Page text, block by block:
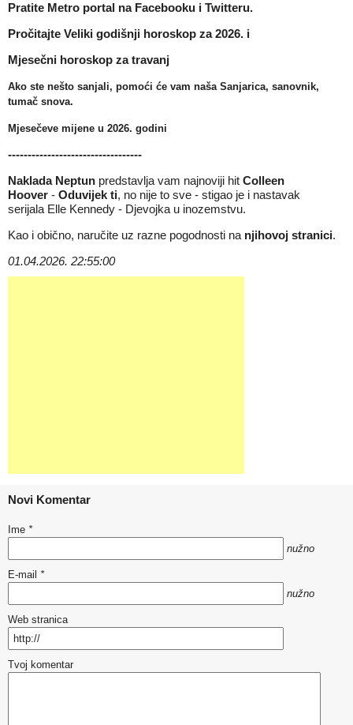
Pratite Metro portal na Facebooku i Twitteru.
Pročitajte Veliki godišnji horoskop za 2026. i
Mjesečni horoskop za travanj
Ako ste nešto sanjali, pomoći će vam naša Sanjarica, sanovnik,
tumač snova.
Mjesečeve mijene u 2026. godini
----------------------------------
Naklada Neptun predstavlja vam najnoviji hit Colleen
Hoover - Oduvijek ti, no nije to sve - stigao je i nastavak
serijala Elle Kennedy - Djevojka u inozemstvu.
Kao i obično, naručite uz razne pogodnosti na njihovoj stranici.
01.04.2026. 22:55:00
Novi Komentar
Ime *
nužno
E-mail *
nužno
Web stranica
Tvoj komentar